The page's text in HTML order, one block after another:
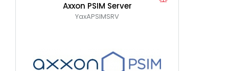
Axxon PSIM Server
YaxAPSIMSRV